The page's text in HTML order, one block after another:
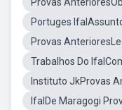
Portuges
Provas
Trabalhos Do
Instituto JkProvas
IfalDe Maragogi